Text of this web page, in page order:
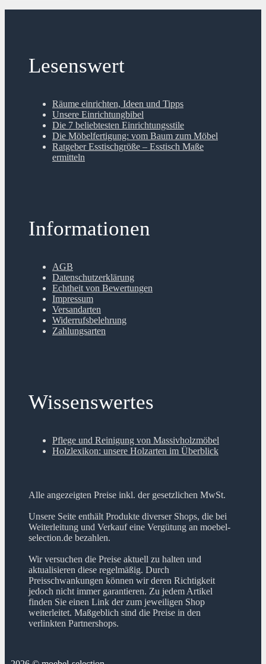
Lesenswert
Räume einrichten, Ideen und Tipps
Unsere Einrichtungbibel
Die 7 beliebtesten Einrichtungsstile
Die Möbelfertigung: vom Baum zum Möbel
Ratgeber Esstischgröße – Esstisch Maße
ermitteln
Informationen
AGB
Datenschutzerklärung
Echtheit von Bewertungen
Impressum
Versandarten
Widerrufsbelehrung
Zahlungsarten
Wissenswertes
Pflege und Reinigung von Massivholzmöbel
Holzlexikon: unsere Holzarten im Überblick
Alle angezeigten Preise inkl. der gesetzlichen MwSt.
Unsere Seite enthält Produkte diverser Shops, die bei
Weiterleitung und Verkauf eine Vergütung an moebel-
selection.de bezahlen.
Wir versuchen die Preise aktuell zu halten und
aktualisieren diese regelmäßig. Durch
Preisschwankungen können wir deren Richtigkeit
jedoch nicht immer garantieren. Zu jedem Artikel
finden Sie einen Link der zum jeweiligen Shop
weiterleitet. Maßgeblich sind die Preise in den
verlinkten Partnershops.